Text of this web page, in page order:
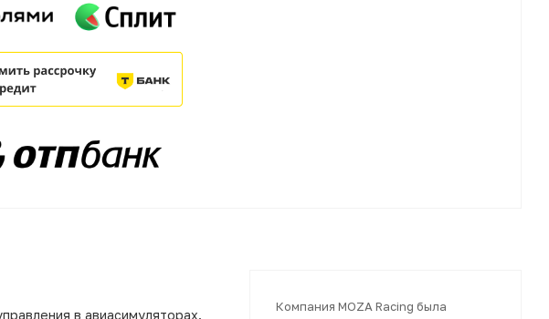
в авиасимуляторах.
Компания MOZA Racing была